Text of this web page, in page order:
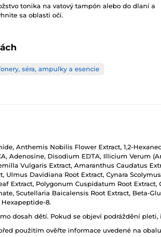
tonika na vatový tampón alebo do dlaní a
sa oblasti očí.
séra, ampulky a esencie
Anthemis Nobilis Flower Extract, 1,2-
Adenosine, Disodium EDTA, Illicium Verum
Vulgaris Extract, Amaranthus Caudatus
Davidiana Root Extract, Cynara
Extract, Polygonum Cuspidatum Root
Scutellaria Baicalensis Root Extract, Beta-
Hexapeptide-8.
dosah dětí. Pokud se objeví podráždění
použitím ověřte informace uvedené na